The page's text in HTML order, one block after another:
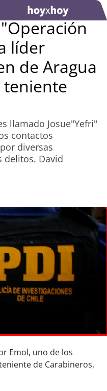
líder
de Aragua
llamado Josue"Yefri"
contactos
diversas
delitos. David
Emol, uno de los
de Carabineros,